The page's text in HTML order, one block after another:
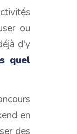
ou
d'y
quel
en
des